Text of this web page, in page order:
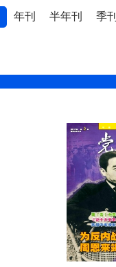
年刊 半年刊 季刊